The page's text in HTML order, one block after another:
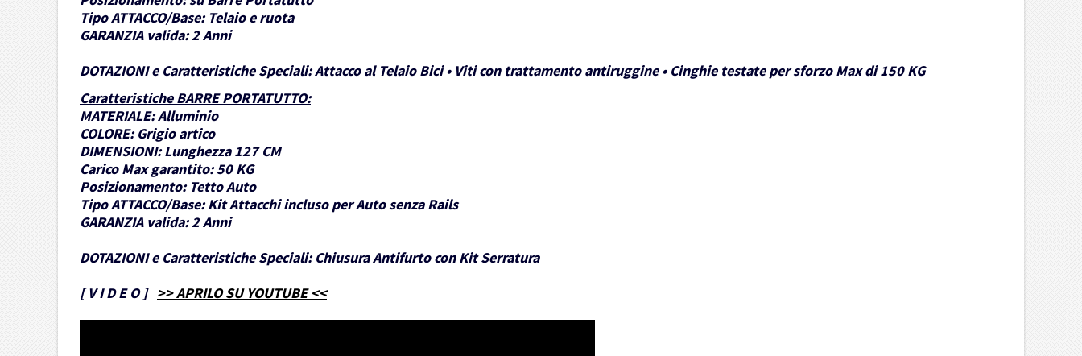
Tipo ATTACCO/Base: Telaio e ruota
GARANZIA valida:2 Anni
DOTAZIONI e Caratteristiche Speciali:Attacco al Telaio Bici • Viti con trattamento antiruggine • Cinghie testate per sforzo Max di 150 KG
Caratteristiche BARRE PORTATUTTO:
MATERIALE:Alluminio
COLORE: Grigio artico
DIMENSIONI: Lunghezza 127 CM
Carico Max garantito: 50 KG
Posizionamento: Tetto Auto
Tipo ATTACCO/Base: Kit Attacchi incluso per Auto senza Rails
GARANZIA valida:2 Anni
DOTAZIONI e Caratteristiche Speciali: Chiusura Antifurto con Kit Serratura
[V I D E O] >> APRILO SU YOUTUBE <<